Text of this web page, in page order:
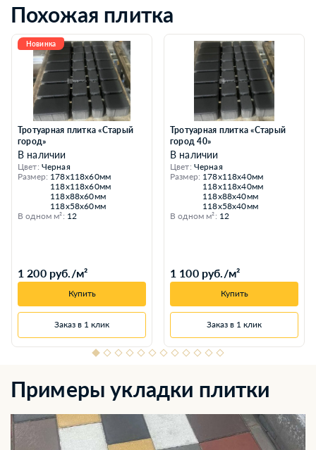
Похожая плитка
Новинка
Тротуарная плитка «Старый
город»
В наличии
Цвет: Черная
Размер: 178х118х60мм
118х118х60мм
118х88х60мм
118х58х60мм
В одном м²: 12
1 200 руб./м²
Купить
Заказ в 1 клик
Тротуарная плитка «Старый
город 40»
В наличии
Цвет: Черная
Размер: 178х118х40мм
118х118х40мм
118х88х40мм
118х58х40мм
В одном м²: 12
1 100 руб./м²
Купить
Заказ в 1 клик
Примеры укладки плитки